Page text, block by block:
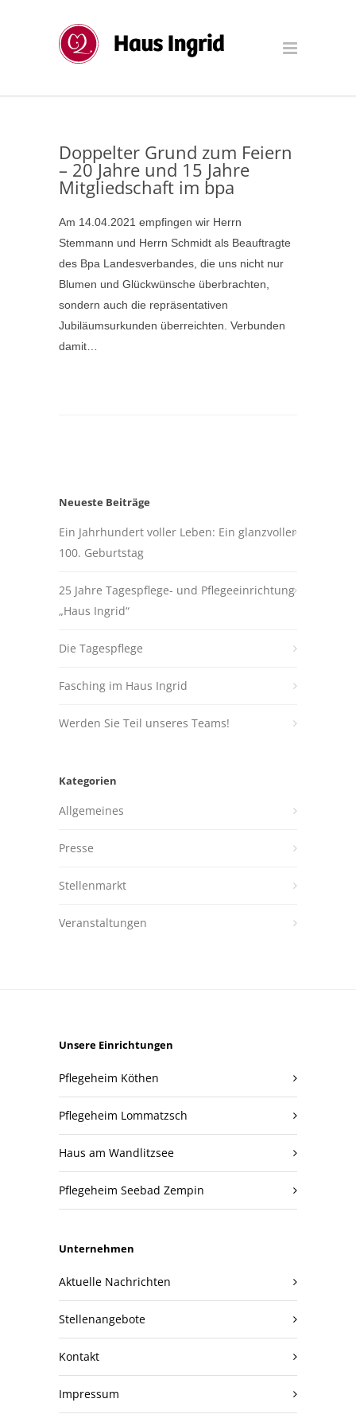
Doppelter Grund zum Feiern
– 20 Jahre und 15 Jahre
Mitgliedschaft im bpa
Am 14.04.2021 empfingen wir Herrn
Stemmann und Herrn Schmidt als Beauftragte
des Bpa Landesverbandes, die uns nicht nur
Blumen und Glückwünsche überbrachten,
sondern auch die repräsentativen
Jubiläumsurkunden überreichten. Verbunden
damit…
Neueste Beiträge
Ein Jahrhundert voller Leben: Ein glanzvoller
100. Geburtstag
25 Jahre Tagespflege- und Pflegeeinrichtung
„Haus Ingrid“
Die Tagespflege
Fasching im Haus Ingrid
Werden Sie Teil unseres Teams!
Kategorien
Allgemeines
Presse
Stellenmarkt
Veranstaltungen
Unsere Einrichtungen
Pflegeheim Köthen
Pflegeheim Lommatzsch
Haus am Wandlitzsee
Pflegeheim Seebad Zempin
Unternehmen
Aktuelle Nachrichten
Stellenangebote
Kontakt
Impressum